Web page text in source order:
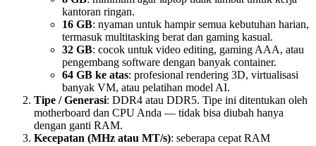
kantoran ringan.
16 GB: nyaman untuk hampir semua kebutuhan harian,
termasuk multitasking berat dan gaming kasual.
32 GB: cocok untuk video editing, gaming AAA, atau
pengembang software dengan banyak container.
64 GB ke atas: profesional rendering 3D, virtualisasi
banyak VM, atau pelatihan model AI.
Tipe / Generasi: DDR4 atau DDR5. Tipe ini ditentukan oleh
motherboard dan CPU Anda — tidak bisa diubah hanya
dengan ganti RAM.
Kecepatan (MHz atau MT/s): seberapa cepat RAM